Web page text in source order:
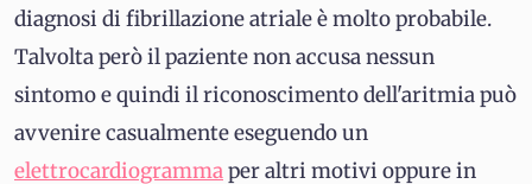
diagnosi di fibrillazione atriale è molto probabile.
Talvolta però il paziente non accusa nessun
sintomo e quindi il riconoscimento dell'aritmia può
avvenire casualmente eseguendo un
elettrocardiogrammaper altri motivi oppure in